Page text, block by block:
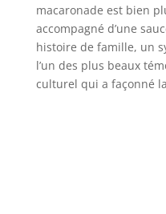
macaronade est bien
accompagné d’une
histoire de famille, un
l’un des plus beaux
culturel qui a façonné